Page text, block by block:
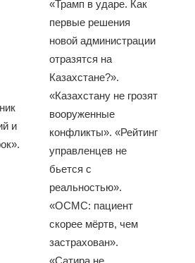
и
«Трамп в ударе. Как
первые решения
новой администрации
отразятся на
Казахстане?».
«Казахстану не грозят
вооруженные
конфликты». «Рейтинг
управленцев не
бьется с
реальностью».
«ОСМС: пациент
скорее мёртв, чем
застрахован».
«Сатира не